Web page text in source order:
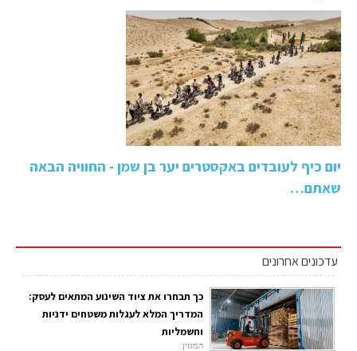
יום כיף לעובדים באקסטרים יער בן שמן - החוויה הבאה
שאתם…
עדכונים אחרונים
כך תבחרו את ציוד השינוע המתאים לעסק:
המדריך המלא לעגלות משטחים ידניות
וחשמליות
המגזין